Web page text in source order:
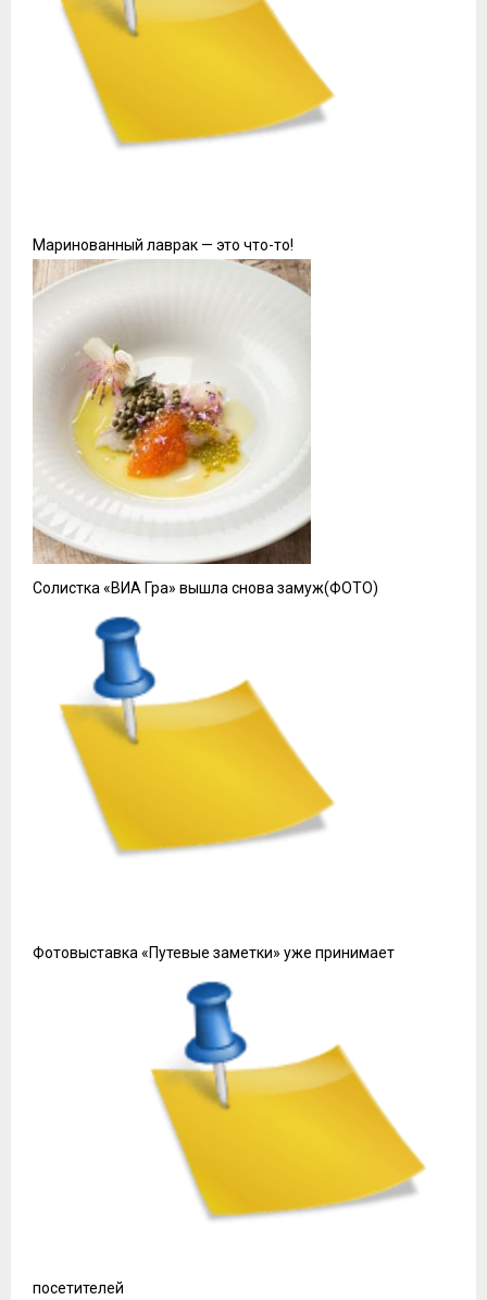
Маринованный лаврак — это что-то!
Солистка «ВИА Гра» вышла снова замуж(ФОТО)
Фотовыставка «Путевые заметки» уже принимает
посетителей